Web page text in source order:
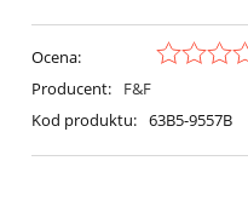
Ocena:
Producent:
F&F
Kod produktu: 63B5-9557B